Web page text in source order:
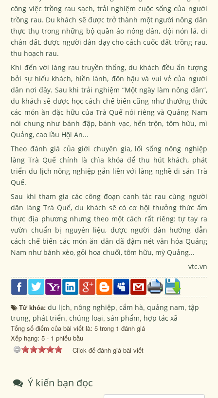
công việc trồng rau sạch, trải nghiệm cuộc sống của người
trồng rau. Du khách sẽ được trở thành một người nông dân
thực thụ trong những bộ quần áo nông dân, đội nón lá, đi
chân đất, được người dân dạy cho cách cuốc đất, trồng rau,
thu hoạch rau.
Khi đến với làng rau truyền thống, du khách đều ấn tượng
bởi sự hiếu khách, hiền lành, đôn hậu và vui vẻ của người
dân nơi đây. Sau khi trải nghiệm “Một ngày làm nông dân”,
du khách sẽ được học cách chế biến cũng như thưởng thức
các món ăn đặc hữu của Trà Quế nói riêng và Quảng Nam
nói chung như bánh đập, bánh vạc, hến trộn, tôm hữu, mì
Quảng, cao lầu Hội An...
Theo đánh giá của giới chuyên gia, lối sống nông nghiệp
làng Trà Quế chính là chìa khóa để thu hút khách, phát
triển du lịch nông nghiệp gắn liền với làng nghề di sản Trà
Quế.
Sau khi tham gia các công đoạn canh tác rau cùng người
dân làng Trà Quế, du khách sẽ có cơ hội thưởng thức ẩm
thực địa phương nhưng theo một cách rất riêng: tự tay ra
vườn chuẩn bị nguyên liệu, được người dân hướng dẫn
cách chế biến các món ăn dân dã đậm nét văn hóa Quảng
Nam như bánh xèo, gỏi hoa chuối, tôm hữu, mỳ Quảng...
vtc.vn
Từ khóa:du lịch, nông nghiệp,cẩm hà,quảng nam,tập
trung, phát triển,chủng loại,sản phẩm, hợp tác xã
Tổng số điểm của bài viết là: 5 trong 1 đánh giá
Xếp hạng:5 - 1 phiếu bầu
Click để đánh giá bài viết
Ý kiến bạn đọc